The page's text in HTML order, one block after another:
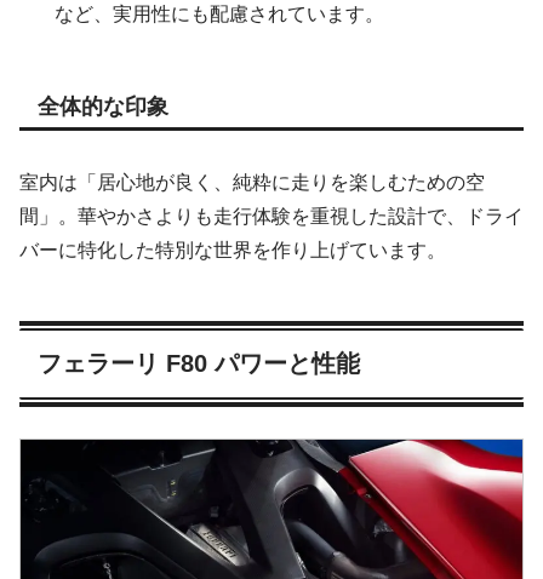
など、実用性にも配慮されています。
全体的な印象
室内は「居心地が良く、純粋に走りを楽しむための空
間」。華やかさよりも走行体験を重視した設計で、ドライ
バーに特化した特別な世界を作り上げています。
フェラーリ F80 パワーと性能